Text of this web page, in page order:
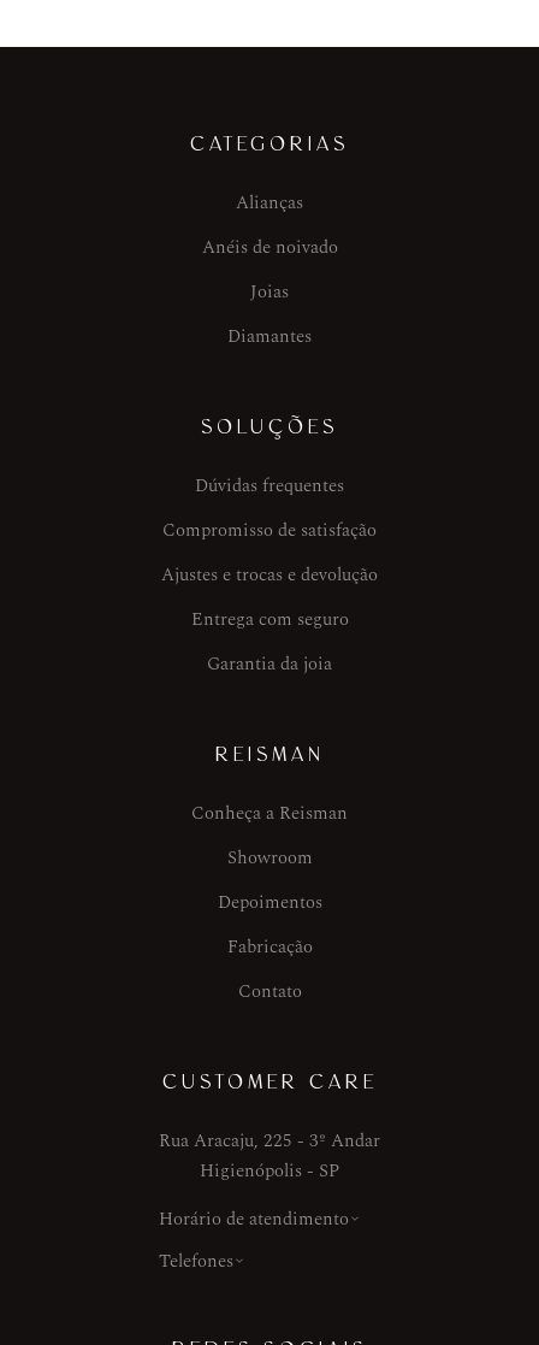
CATEGORIAS
Alianças
Anéis de noivado
Joias
Diamantes
SOLUÇÕES
Dúvidas frequentes
Compromisso de satisfação
Ajustes e trocas e devolução
Entrega com seguro
Garantia da joia
REISMAN
Conheça a Reisman
Showroom
Depoimentos
Fabricação
Contato
CUSTOMER CARE
Rua Aracaju, 225 - 3º Andar
Higienópolis - SP
Horário de atendimento
Telefones